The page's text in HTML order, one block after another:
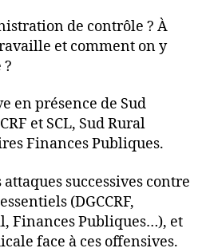
de contrôle ? À
et comment on y
en présence de Sud
et SCL, Sud Rural
Finances Publiques.
successives contre
(DGCCRF,
Finances Publiques…), et
face à ces offensives.